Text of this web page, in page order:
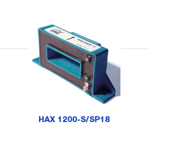
HAX 1200-S/SP18